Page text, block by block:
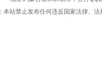
本站禁止发布任何违反国家法律、